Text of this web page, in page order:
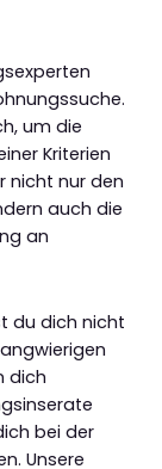
um die
Kriterien
nicht nur den
auch die
an
du dich nicht
dich
bei der
Unsere